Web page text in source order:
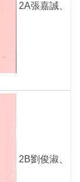
2A張嘉誠、
2B劉俊淑、